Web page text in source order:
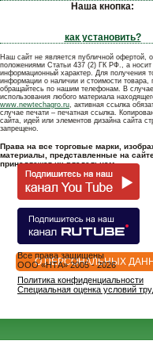
Наша кнопка:
как установить?
Наш сайт не является публичной офертой,
положениями Статьи 437 (2) ГК РФ., а носит
информационный характер. Для получения
информации о наличии и стоимости товара,
обращайтесь по нашим телефонам. В
использования любого материала
www.newtechagro.ru, активная ссылка
случае печати – печатная ссылка.
сайта, идей или элементов дизайна сайта
запрещено.
Права на все торговые марки,
материалы, представленные на
принадлежат их владельцам.
О ПЕРСОНАЛЬНЫХ
Все права защищены
OOO «НТА» 2005 - 2026
Политика конфиденциальности
Специальная оценка условий